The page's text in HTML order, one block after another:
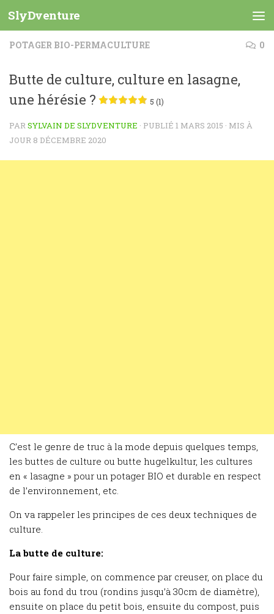
Skip to content
SlyDventure
POTAGER BIO-PERMACULTURE 0
Butte de culture, culture en lasagne,
une hérésie ?
5 (1)
PARSYLVAIN DE SLYDVENTURE · PUBLIÉ 1 MARS 2015 · MIS À
JOUR 8 DÉCEMBRE 2020
C’est le genre de truc à la mode depuis quelques temps,
les buttes de culture ou butte hugelkultur, les cultures
en « lasagne » pour un potager BIO et durable en respect
de l’environnement, etc.
On va rappeler les principes de ces deux techniques de
culture.
La butte de culture:
Pour faire simple, on commence par creuser, on place du
bois au fond du trou (rondins jusqu’à 30cm de diamètre),
ensuite on place du petit bois, ensuite du compost, puis